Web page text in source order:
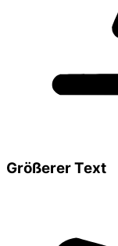
Größerer Text